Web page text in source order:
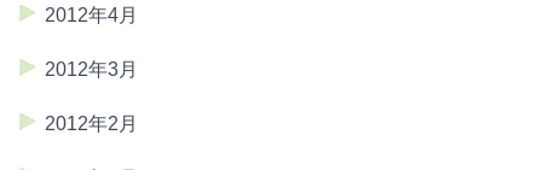
2012年4月
2012年3月
2012年2月